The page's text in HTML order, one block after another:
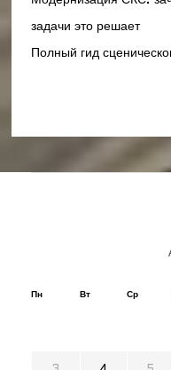
задачи это решает
Полный гид
Пн Вт Ср